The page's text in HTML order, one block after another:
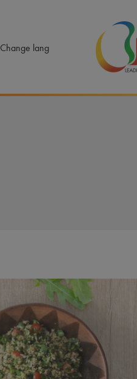
Change lang
ERA -